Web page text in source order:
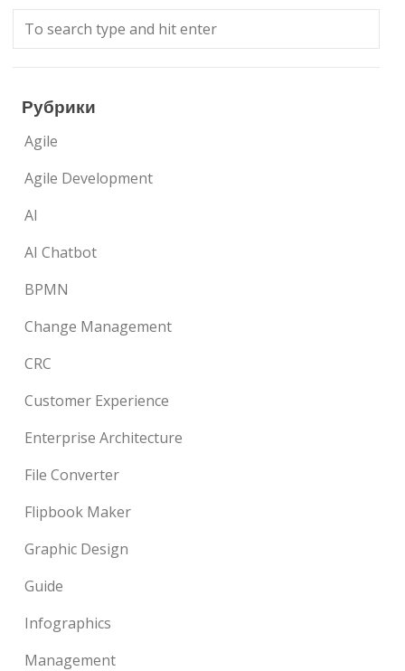
Рубрики
Agile
Agile Development
AI
AI Chatbot
BPMN
Change Management
CRC
Customer Experience
Enterprise Architecture
File Converter
Flipbook Maker
Graphic Design
Guide
Infographics
Management